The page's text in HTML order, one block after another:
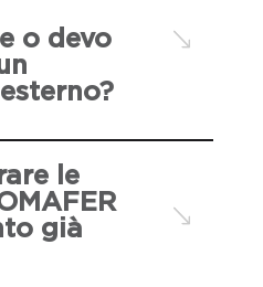
o devo
le
già